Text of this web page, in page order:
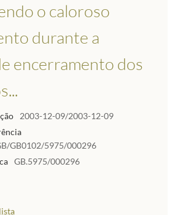
o caloroso
durante a
encerramento dos
2003-12-09/2003-12-09
GB0102/5975/000296
GB.5975/000296